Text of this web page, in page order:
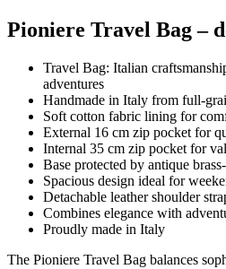
Pioniere Travel Bag –
Travel Bag: Italian
adventures
Handmade in Italy from full-
Soft cotton fabric lining for
External 16 cm zip pocket for
Internal 35 cm zip pocket for
Base protected by antique
Spacious design ideal for
Detachable leather shoulder
Combines elegance with
Proudly made in Italy
The Pioniere Travel Bag balances